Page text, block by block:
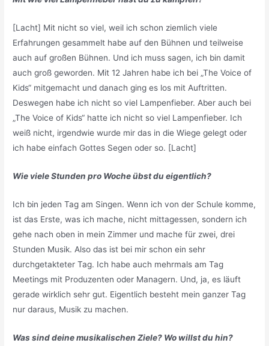
[Lacht] Mit nicht so viel, weil ich schon ziemlich viele
Erfahrungen gesammelt habe auf den Bühnen und teilweise
auch auf großen Bühnen. Und ich muss sagen, ich bin damit
auch groß geworden. Mit 12 Jahren habe ich bei „The Voice of
Kids“ mitgemacht und danach ging es los mit Auftritten.
Deswegen habe ich nicht so viel Lampenfieber. Aber auch bei
„The Voice of Kids“ hatte ich nicht so viel Lampenfieber. Ich
weiß nicht, irgendwie wurde mir das in die Wiege gelegt oder
ich habe einfach Gottes Segen oder so. [Lacht]
Wie viele Stunden pro Woche übst du eigentlich?
Ich bin jeden Tag am Singen. Wenn ich von der Schule komme,
ist das Erste, was ich mache, nicht mittagessen, sondern ich
gehe nach oben in mein Zimmer und mache für zwei, drei
Stunden Musik. Also das ist bei mir schon ein sehr
durchgetakteter Tag. Ich habe auch mehrmals am Tag
Meetings mit Produzenten oder Managern. Und, ja, es läuft
gerade wirklich sehr gut. Eigentlich besteht mein ganzer Tag
nur daraus, Musik zu machen.
Was sind deine musikalischen Ziele? Wo willst du hin?